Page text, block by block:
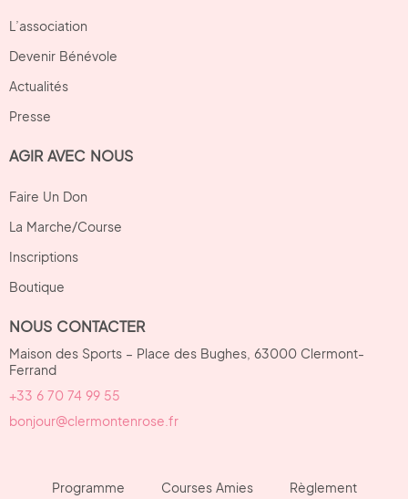
L’association
Devenir Bénévole
Actualités
Presse
AGIR AVEC NOUS
Faire Un Don
La Marche/Course
Inscriptions
Boutique
NOUS CONTACTER
Maison des Sports – Place des Bughes, 63000 Clermont-
Ferrand
+33 6 70 74 99 55
bonjour@clermontenrose.fr
Programme Courses Amies Règlement